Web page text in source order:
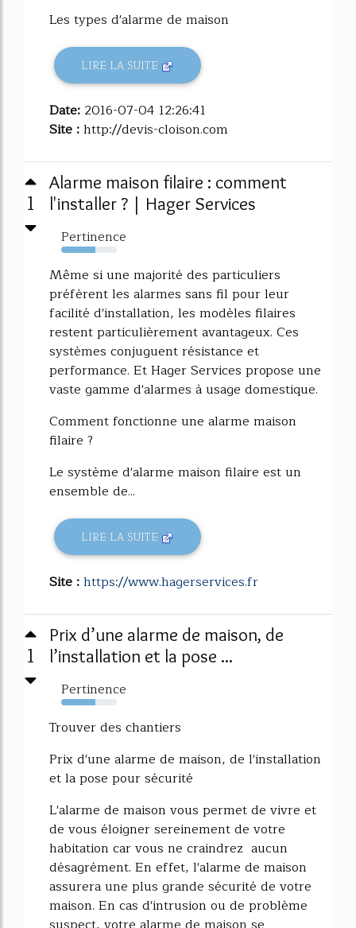
Les types d'alarme de maison
LIRE LA SUITE
Date: 2016-07-04 12:26:41
Site :http://devis-cloison.com
1
Alarme maison filaire : comment
l'installer ? | Hager Services
Pertinence
62%
Même si une majorité des particuliers
préfèrent les alarmes sans fil pour leur
facilité d'installation, les modèles filaires
restent particulièrement avantageux. Ces
systèmes conjuguent résistance et
performance. Et Hager Services propose une
vaste gamme d'alarmes à usage domestique.
Comment fonctionne une alarme maison
filaire ?
Le système d'alarme maison filaire est un
ensemble de...
LIRE LA SUITE
Site :https://www.hagerservices.fr
1
Prix d’une alarme de maison, de
l’installation et la pose ...
Pertinence
62%
Trouver des chantiers
Prix d'une alarme de maison, de l'installation
et la pose pour sécurité
L'alarme de maison vous permet de vivre et
de vous éloigner sereinement de votre
habitation car vous ne craindrez aucun
désagrément. En effet, l'alarme de maison
assurera une plus grande sécurité de votre
maison. En cas d'intrusion ou de problème